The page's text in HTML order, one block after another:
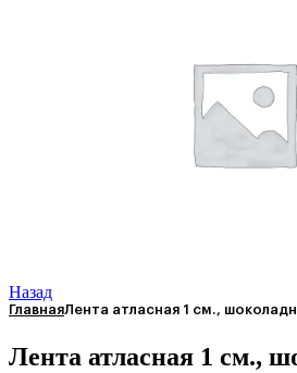
Назад
ГлавнаяЛента атласная 1 см.,
Лента атласная 1 см.,